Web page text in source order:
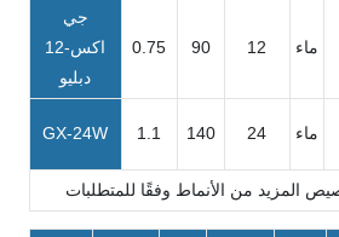
جي
اكس-12
دبليو
0.75 90 12 ماء
GX-24W 1.1 140 24 ماء